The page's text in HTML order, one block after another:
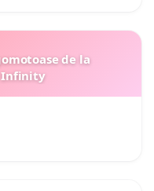
de la
Infinity